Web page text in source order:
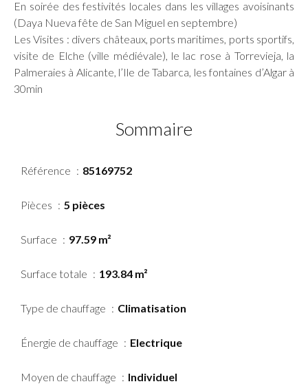
En soirée des festivités locales dans les villages avoisinants
(Daya Nueva fête de San Miguel en septembre)
Les Visites : divers châteaux, ports maritimes, ports sportifs,
visite de Elche (ville médiévale), le lac rose à Torrevieja, la
Palmeraies à Alicante, l’Ile de Tabarca, les fontaines d’Algar à
30min
Sommaire
Référence 85169752
Pièces 5 pièces
Surface 97.59 m²
Surface totale 193.84 m²
Type de chauffage Climatisation
Énergie de chauffage Electrique
Moyen de chauffage Individuel